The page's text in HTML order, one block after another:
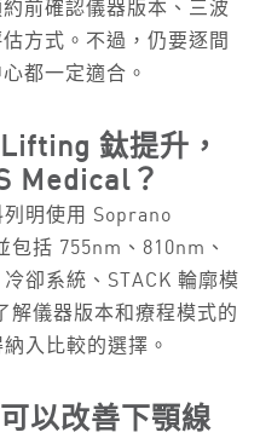
前確認儀器版本、三波
方式。不過，仍要逐間
都一定適合。
鈦提升，
Medical？
明使用 Soprano
括 755nm、810nm、
卻系統、STACK 輪廓模
解儀器版本和療程模式的
入比較的選擇。
以改善下顎線